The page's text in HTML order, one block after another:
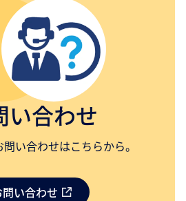
い合わせ
い合わせはこちらから。
問い合わせ